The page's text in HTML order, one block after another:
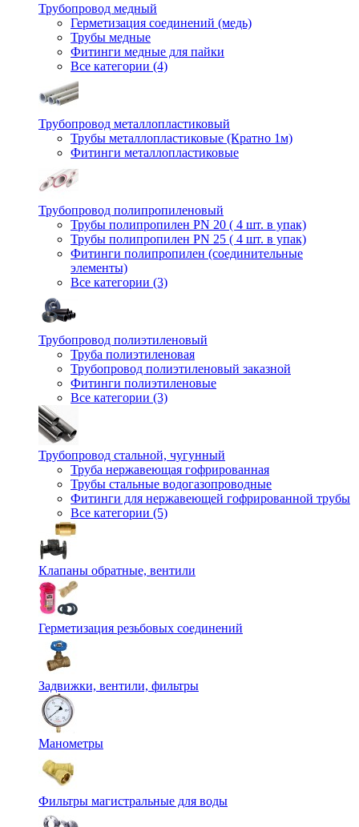
Трубопровод медный
Герметизация соединений (медь)
Трубы медные
Фитинги медные для пайки
Все категории (4)
Трубопровод металлопластиковый
Трубы металлопластиковые (Кратно 1м)
Фитинги металлопластиковые
Трубопровод полипропиленовый
Трубы полипропилен PN 20 ( 4 шт. в упак)
Трубы полипропилен PN 25 ( 4 шт. в упак)
Фитинги полипропилен (cоединительные
элементы)
Все категории (3)
Трубопровод полиэтиленовый
Труба полиэтиленовая
Трубопровод полиэтиленовый заказной
Фитинги полиэтиленовые
Все категории (3)
Трубопровод стальной, чугунный
Труба нержавеющая гофрированная
Трубы стальные водогазопроводные
Фитинги для нержавеющей гофрированной трубы
Все категории (5)
Клапаны обратные, вентили
Герметизация резьбовых соединений
Задвижки, вентили, фильтры
Манометры
Фильтры магистральные для воды